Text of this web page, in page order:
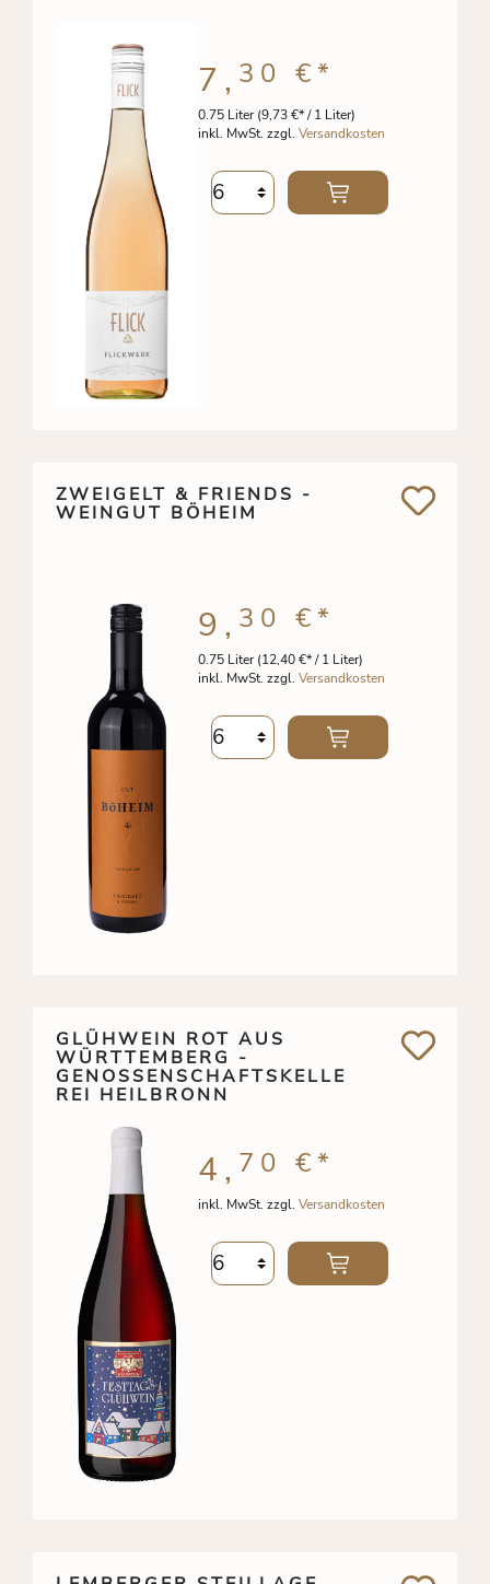
0.75 Liter(9,73 €* / 1 Liter)
inkl. MwSt. zzgl. Versandkosten
7, 30 €*
ZWEIGELT & FRIENDS -
WEINGUT BÖHEIM
0.75 Liter(12,40 €* / 1 Liter)
inkl. MwSt. zzgl. Versandkosten
9, 30 €*
GLÜHWEIN ROT AUS
WÜRTTEMBERG -
GENOSSENSCHAFTSKELLE
REI HEILBRONN
inkl. MwSt. zzgl. Versandkosten
4, 70 €*